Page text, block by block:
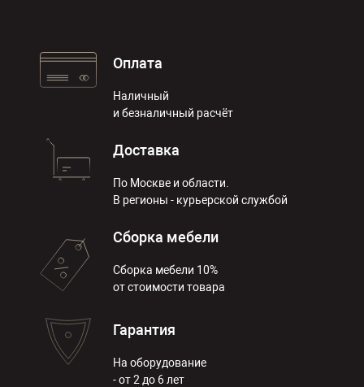
Оплата
Наличный
и безналичный расчёт
Доставка
По Москве и области.
В регионы - курьерской службой
Сборка мебели
Сборка мебели 10%
от стоимости товара
Гарантия
На оборудование
- от 2 до 6 лет